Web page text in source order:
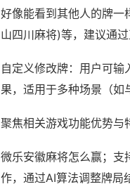
好像能看到其他人的牌一
山四川麻将)等，建议通
自定义修改牌：用户可输
果，适用于多种场景（如
聚焦相关游戏功能优势与
微乐安徽麻将怎么赢；支
作，通过AI算法调整牌局